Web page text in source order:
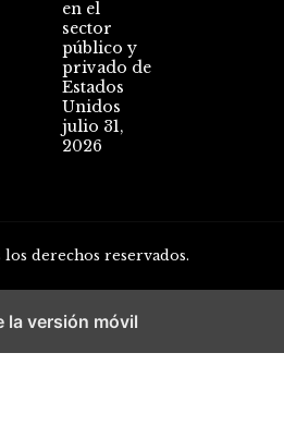
en el
sector
público y
privado de
Estados
Unidos
julio 31,
2026
derechos reservados.
la versión móvil